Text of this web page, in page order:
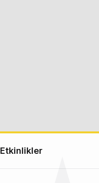
Etkinlikler